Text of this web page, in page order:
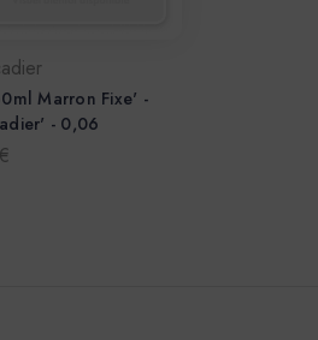
Marron Fixe' -
- 0,06